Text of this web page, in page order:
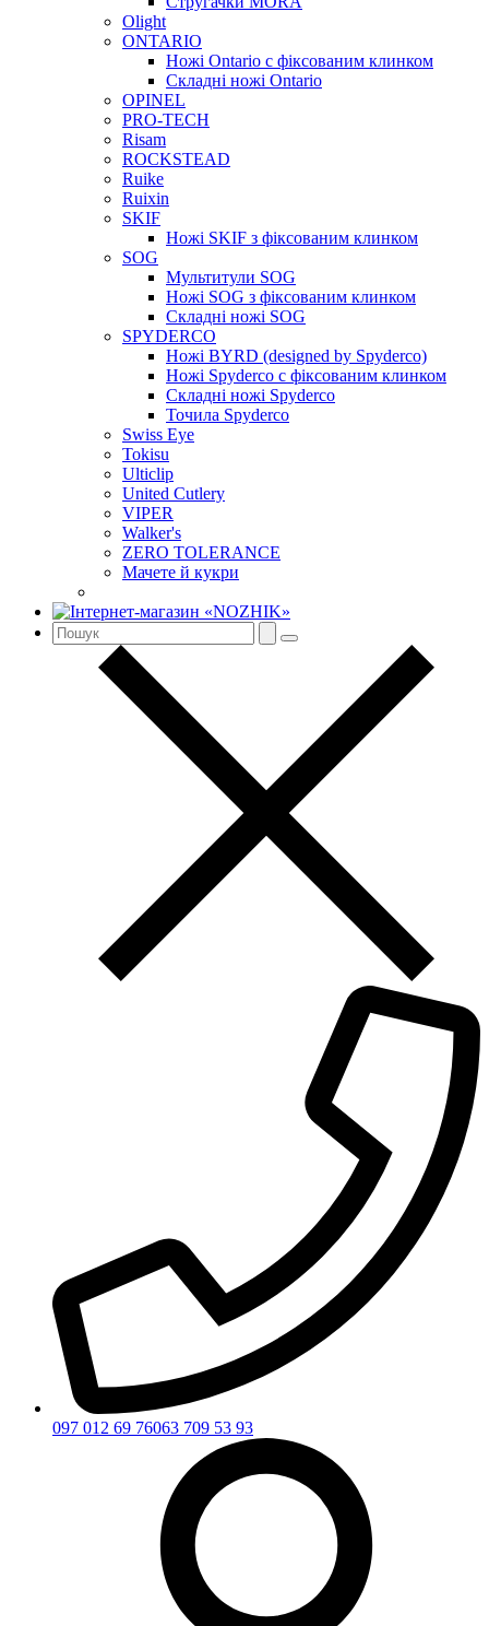
Olight
ONTARIO
Ножі Ontario c фіксованим клинком
Складні ножі Ontario
OPINEL
PRO-TECH
Risam
ROCKSTEAD
Ruike
Ruixin
SKIF
Ножі SKIF з фіксованим клинком
SOG
Мультитули SOG
Ножі SOG з фіксованим клинком
Складні ножі SOG
SPYDERCO
Ножі BYRD (designed by Spyderco)
Ножі Spyderco c фіксованим клинком
Складні ножі Spyderco
Точила Spyderco
Swiss Eye
Tokisu
Ulticlip
United Cutlery
VIPER
Walker's
ZERO TOLERANCE
Мачете й кукри
097 012 69 76063 709 53 93